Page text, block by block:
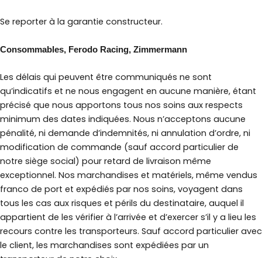
Se reporter à la garantie constructeur.
Consommables, Ferodo Racing, Zimmermann
Les délais qui peuvent être communiqués ne sont
qu’indicatifs et ne nous engagent en aucune manière, étant
précisé que nous apportons tous nos soins aux respects
minimum des dates indiquées. Nous n’acceptons aucune
pénalité, ni demande d’indemnités, ni annulation d’ordre, ni
modification de commande (sauf accord particulier de
notre siège social) pour retard de livraison même
exceptionnel. Nos marchandises et matériels, même vendus
franco de port et expédiés par nos soins, voyagent dans
tous les cas aux risques et périls du destinataire, auquel il
appartient de les vérifier à l’arrivée et d’exercer s’il y a lieu les
recours contre les transporteurs. Sauf accord particulier avec
le client, les marchandises sont expédiées par un